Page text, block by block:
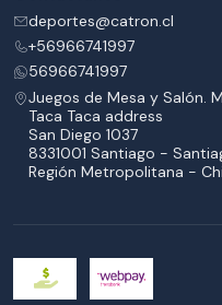
deportes@catron.cl
+56966741997
56966741997
Juegos de Mesa y Salón.
Taca Taca address
San Diego 1037
8331001 Santiago -
Región Metropolitana -